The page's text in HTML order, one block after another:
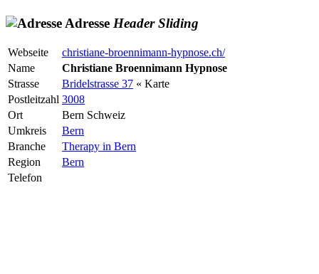
Adresse Header Sliding
Webseite
christiane-broennimann-hypnose.ch/
Name
Christiane Broennimann Hypnose
Strasse
Bridelstrasse 37 « Karte
Postleitzahl 3008
Ort
Bern Schweiz
Umkreis
Bern
Branche
Therapy in Bern
Region
Bern
Telefon